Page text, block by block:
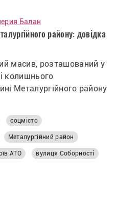
Балан
району: довідка
масив, розташований у
колишнього
Металургійного району
соцмісто
Металургійний район
АТО вулиця Соборності